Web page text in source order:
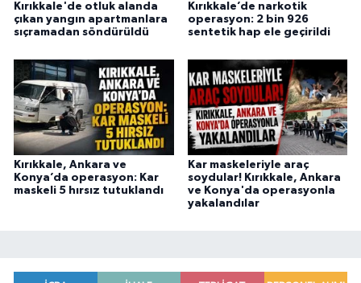
Kırıkkale'de otluk alanda
çıkan yangın apartmanlara
sıçramadan söndürüldü
Kırıkkale’de narkotik
operasyon: 2 bin 926
sentetik hap ele geçirildi
Kırıkkale, Ankara ve
Konya’da operasyon: Kar
maskeli 5 hırsız tutuklandı
Kar maskeleriyle araç
soydular! Kırıkkale, Ankara
ve Konya'da operasyonla
yakalandılar